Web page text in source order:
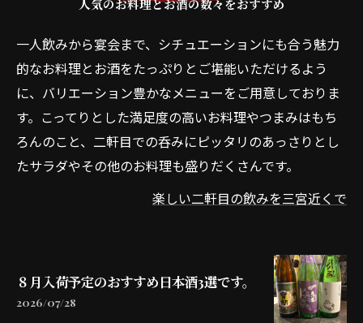
人気のお料理とお酒の数々をおすすめ
一人飲みから宴会まで、シチュエーションにも合う魅力
的なお料理とお酒をたっぷりとご堪能いただけるよう
に、バリエーション豊かなメニューをご用意しておりま
す。こってりとした満足度の高いお料理やつまみはもち
ろんのこと、二軒目での呑みにピッタリのあっさりとし
たサラダやその他のお料理も盛りだくさんです。
楽しい二軒目の飲みを三宮近くで
８月入荷予定のおすすめ日本酒3選です。
2026/07/28